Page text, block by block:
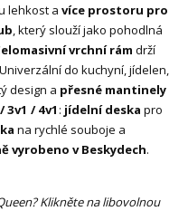
lehkost a více prostoru pro
, který slouží jako pohodlná
vrchní rám drží
do kuchyní, jídelen,
design a přesné mantinely
3v1 / 4v1 : jídelní deska pro
na rychlé souboje a
vyrobeno v Beskydech.
Klikněte na libovolnou